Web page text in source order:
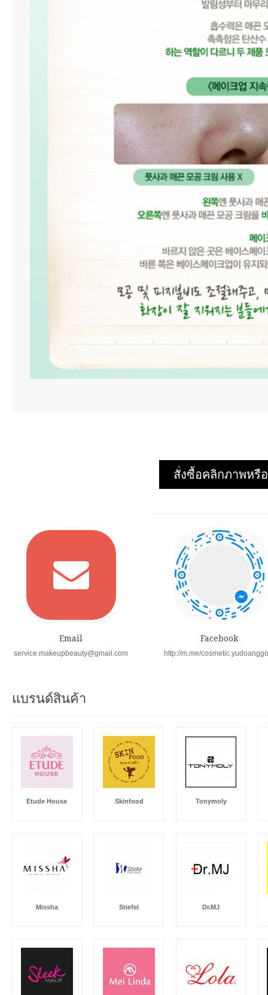
สั่งซื้อคลิกภาพหรื
Email
service.makeupbeauty@gmail.com
Facebook
http://m.me/
แบรนด์สินค้า
Etude House Skinfood Tonymoly
Missha Stiefel Dr.MJ